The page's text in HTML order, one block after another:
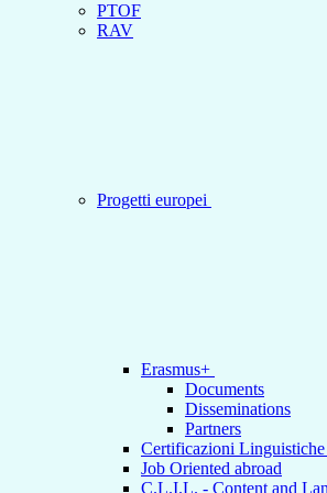
PTOF
RAV
Progetti europei
Erasmus+
Documents
Disseminations
Partners
Certificazioni
Job Oriented abroad
C.L.I.L. - Content and